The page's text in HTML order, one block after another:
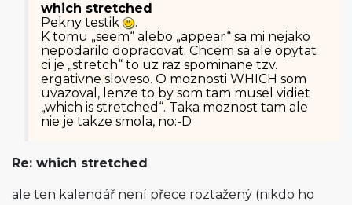
which stretched
Pekny testik
.
K tomu „seem“ alebo „appear“ sa mi nejako
nepodarilo dopracovat. Chcem sa ale opytat
ci je „stretch“ to uz raz spominane tzv.
ergativne sloveso. O moznosti WHICH som
uvazoval, lenze to by som tam musel vidiet
„which is stretched“. Taka moznost tam ale
nie je takze smola, no:-D
Re: which stretched
ale ten kalendář není přece roztažený (nikdo ho